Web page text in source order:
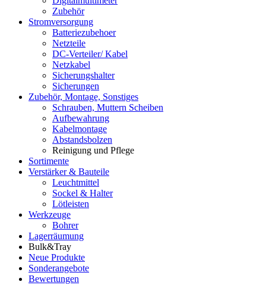
Zubehör
Stromversorgung
Batteriezubehoer
Netzteile
DC-Verteiler/ Kabel
Netzkabel
Sicherungshalter
Sicherungen
Zubehör, Montage, Sonstiges
Schrauben, Muttern Scheiben
Aufbewahrung
Kabelmontage
Abstandsbolzen
Reinigung und Pflege
Sortimente
Verstärker & Bauteile
Leuchtmittel
Sockel & Halter
Lötleisten
Werkzeuge
Bohrer
Lagerräumung
Bulk&Tray
Neue Produkte
Sonderangebote
Bewertungen